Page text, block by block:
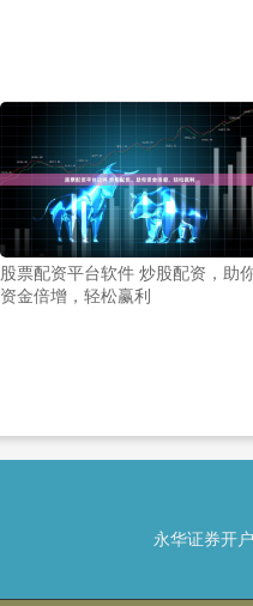
股票配资平台软件 炒股配资，助
资金倍增，轻松赢利
永华证券开户